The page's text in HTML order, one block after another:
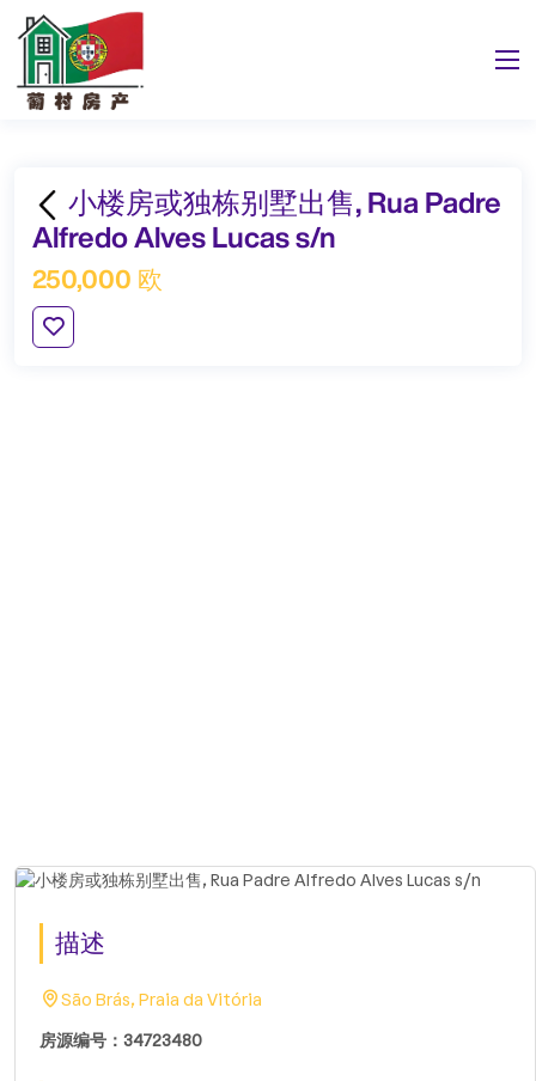
小楼房或独栋别墅出售, Rua Padre
Alfredo Alves Lucas s/n
250,000 欧
描述
São Brás, Praia da Vitória
房源编号：34723480